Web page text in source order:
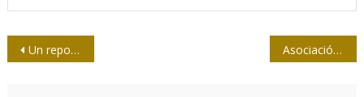
Navegación
Un reportero en busca de un corazón herido Asociación Hermanos Saíz: Desde el presente, por el futuro